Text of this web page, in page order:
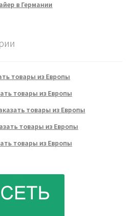
в Германии
товары из Европы
товары из Европы
товары из Европы
товары из Европы
товары из Европы